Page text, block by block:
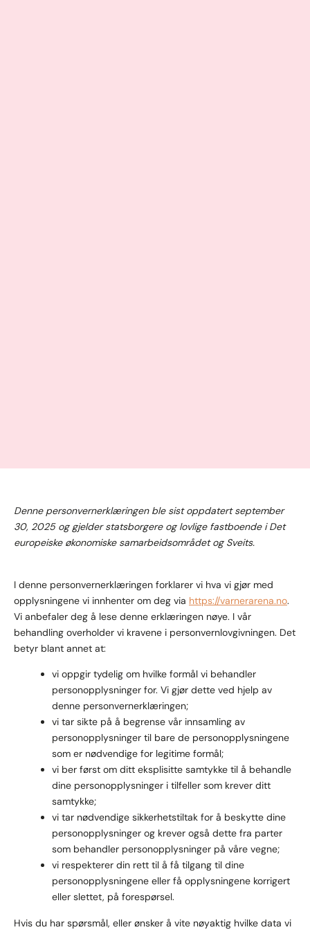
Denne personvernerklæringen ble sist oppdatert september
30, 2025 og gjelder statsborgere og lovlige fastboende i Det
europeiske økonomiske samarbeidsområdet og Sveits.
I denne personvernerklæringen forklarer vi hva vi gjør med
opplysningene vi innhenter om deg via https://varnerarena.no.
Vi anbefaler deg å lese denne erklæringen nøye. I vår
behandling overholder vi kravene i personvernlovgivningen. Det
betyr blant annet at:
vi oppgir tydelig om hvilke formål vi behandler
personopplysninger for. Vi gjør dette ved hjelp av
denne personvernerklæringen;
vi tar sikte på å begrense vår innsamling av
personopplysninger til bare de personopplysningene
som er nødvendige for legitime formål;
vi ber først om ditt eksplisitte samtykke til å behandle
dine personopplysninger i tilfeller som krever ditt
samtykke;
vi tar nødvendige sikkerhetstiltak for å beskytte dine
personopplysninger og krever også dette fra parter
som behandler personopplysninger på våre vegne;
vi respekterer din rett til å få tilgang til dine
personopplysningene eller få opplysningene korrigert
eller slettet, på forespørsel.
Hvis du har spørsmål, eller ønsker å vite nøyaktig hvilke data vi